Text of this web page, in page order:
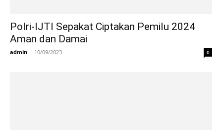
Polri-IJTI Sepakat Ciptakan Pemilu 2024
Aman dan Damai
admin - 10/09/2023 0